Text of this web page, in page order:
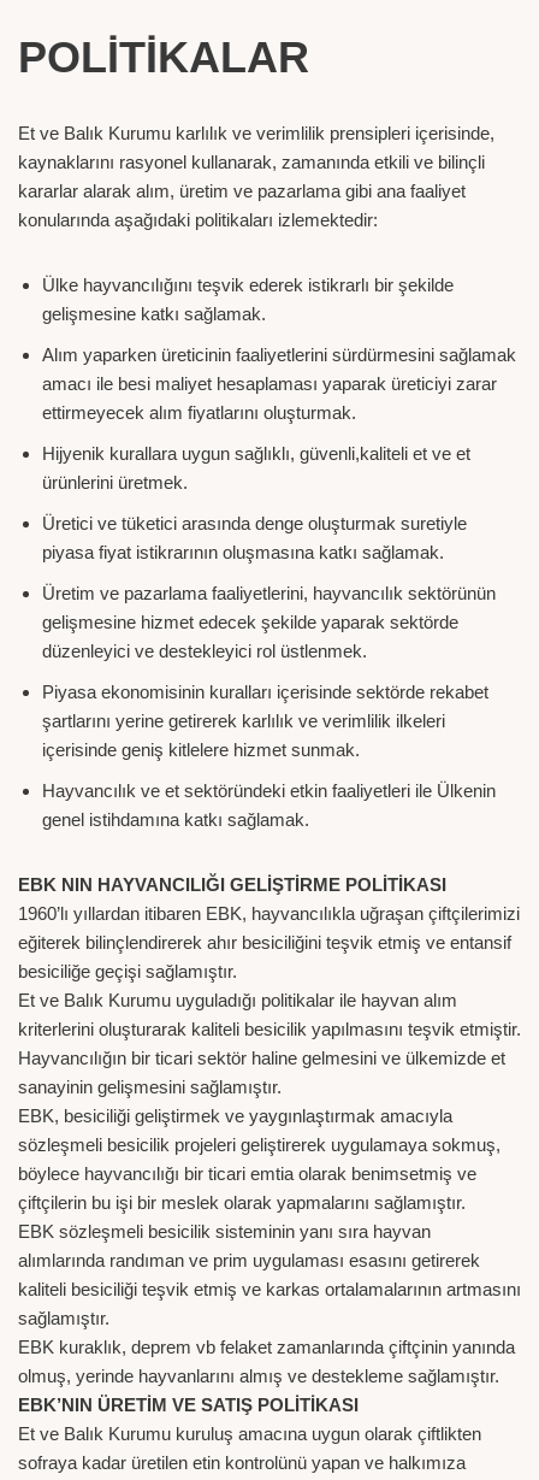
POLİTİKALAR
Et ve Balık Kurumu karlılık ve verimlilik prensipleri içerisinde,
kaynaklarını rasyonel kullanarak, zamanında etkili ve bilinçli
kararlar alarak alım, üretim ve pazarlama gibi ana faaliyet
konularında aşağıdaki politikaları izlemektedir:
Ülke hayvancılığını teşvik ederek istikrarlı bir şekilde
gelişmesine katkı sağlamak.
Alım yaparken üreticinin faaliyetlerini sürdürmesini sağlamak
amacı ile besi maliyet hesaplaması yaparak üreticiyi zarar
ettirmeyecek alım fiyatlarını oluşturmak.
Hijyenik kurallara uygun sağlıklı, güvenli,kaliteli et ve et
ürünlerini üretmek.
Üretici ve tüketici arasında denge oluşturmak suretiyle
piyasa fiyat istikrarının oluşmasına katkı sağlamak.
Üretim ve pazarlama faaliyetlerini, hayvancılık sektörünün
gelişmesine hizmet edecek şekilde yaparak sektörde
düzenleyici ve destekleyici rol üstlenmek.
Piyasa ekonomisinin kuralları içerisinde sektörde rekabet
şartlarını yerine getirerek karlılık ve verimlilik ilkeleri
içerisinde geniş kitlelere hizmet sunmak.
Hayvancılık ve et sektöründeki etkin faaliyetleri ile Ülkenin
genel istihdamına katkı sağlamak.
EBK NIN HAYVANCILIĞI GELİŞTİRME POLİTİKASI
1960’lı yıllardan itibaren EBK, hayvancılıkla uğraşan çiftçilerimizi
eğiterek bilinçlendirerek ahır besiciliğini teşvik etmiş ve entansif
besiciliğe geçişi sağlamıştır.
Et ve Balık Kurumu uyguladığı politikalar ile hayvan alım
kriterlerini oluşturarak kaliteli besicilik yapılmasını teşvik etmiştir.
Hayvancılığın bir ticari sektör haline gelmesini ve ülkemizde et
sanayinin gelişmesini sağlamıştır.
EBK, besiciliği geliştirmek ve yaygınlaştırmak amacıyla
sözleşmeli besicilik projeleri geliştirerek uygulamaya sokmuş,
böylece hayvancılığı bir ticari emtia olarak benimsetmiş ve
çiftçilerin bu işi bir meslek olarak yapmalarını sağlamıştır.
EBK sözleşmeli besicilik sisteminin yanı sıra hayvan
alımlarında randıman ve prim uygulaması esasını getirerek
kaliteli besiciliği teşvik etmiş ve karkas ortalamalarının artmasını
sağlamıştır.
EBK kuraklık, deprem vb felaket zamanlarında çiftçinin yanında
olmuş, yerinde hayvanlarını almış ve destekleme sağlamıştır.
EBK’NIN ÜRETİM VE SATIŞ POLİTİKASI
Et ve Balık Kurumu kuruluş amacına uygun olarak çiftlikten
sofraya kadar üretilen etin kontrolünü yapan ve halkımıza